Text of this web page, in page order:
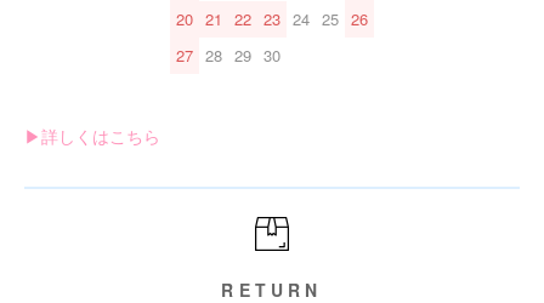
20 21 22 23 24 25 26
27 28 29 30
▶︎詳しくはこちら
RETURN